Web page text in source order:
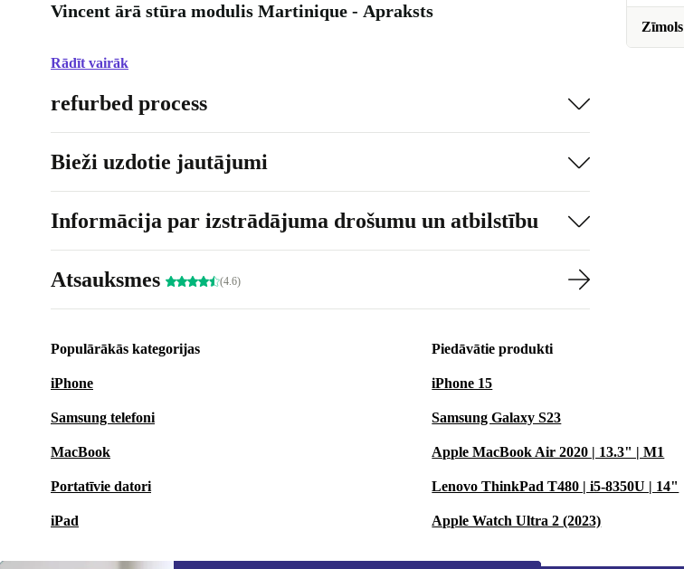
Zīmols
Vincent ārā stūra modulis Martinique - Apraksts
Rādīt vairāk
refurbed process
Bieži uzdotie jautājumi
Informācija par izstrādājuma drošumu un atbilstību
Atsauksmes (4.6)
Populārākās kategorijas
iPhone
Samsung telefoni
MacBook
Portatīvie datori
iPad
Piedāvātie produkti
iPhone 15
Samsung Galaxy S23
Apple MacBook Air 2020 | 13.3" | M1
Lenovo ThinkPad T480 | i5-8350U | 14"
Apple Watch Ultra 2 (2023)